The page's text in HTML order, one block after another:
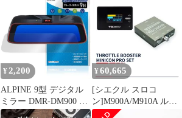
M908HDL MDV-
M907HDL カーナビ用
保護フィルム OverLay
Eye Protector 低反射 ブ
ルーライトカット
ム OverLay Eye
Protector 9H カーナビ用
フィルム 液晶保護 9H
高硬度 ブルーライトカ
¥ 2,200
ALPINE 9型 デジタル
ミラー DMR-DM900 保
護フィルム OverLay
¥ 60,665
[シエクル スロコ
ン]M900A/M910A ルー
ミー_1KR-VET(1.0TC)